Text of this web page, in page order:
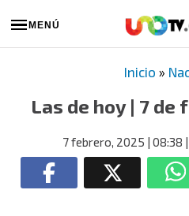
MENÚ
Inicio »
Las de hoy | 7 de
7 febrero, 2025 | 08:38 |